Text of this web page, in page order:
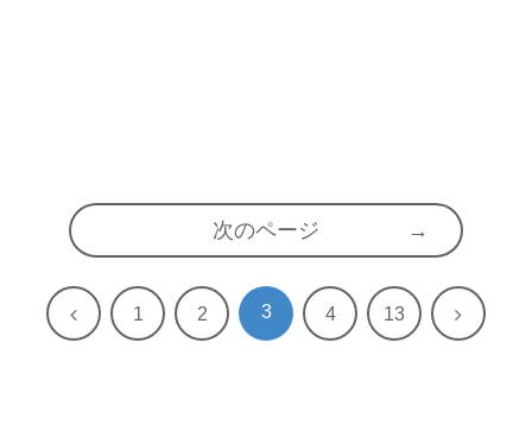
次のページ
前 1 2 3 4 13 次